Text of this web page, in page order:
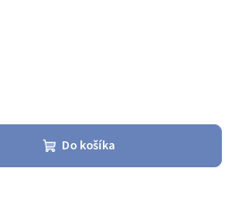
Do košíka